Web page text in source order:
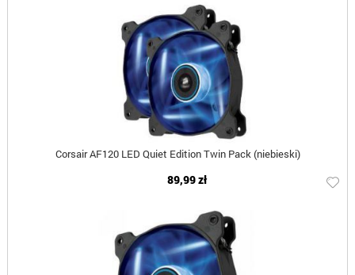
Corsair AF120 LED Quiet Edition Twin Pack (niebieski)
89,99 zł